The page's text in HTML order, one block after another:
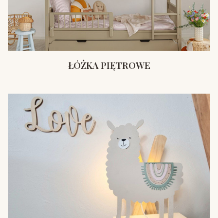
ŁÓŻKA PIĘTROWE